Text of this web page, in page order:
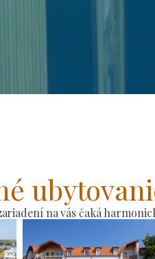
na vás čaká